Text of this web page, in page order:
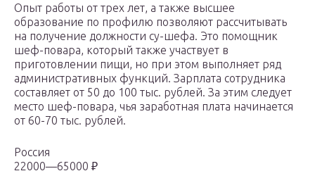
Опыт работы от трех лет, а также высшее
образование по профилю позволяют рассчитывать
на получение должности су-шефа. Это помощник
шеф-повара, который также участвует в
приготовлении пищи, но при этом выполняет ряд
административных функций. Зарплата сотрудника
составляет от 50 до 100 тыс. рублей. За этим следует
место шеф-повара, чья заработная плата начинается
от 60-70 тыс. рублей.
Россия
22000—65000 ₽